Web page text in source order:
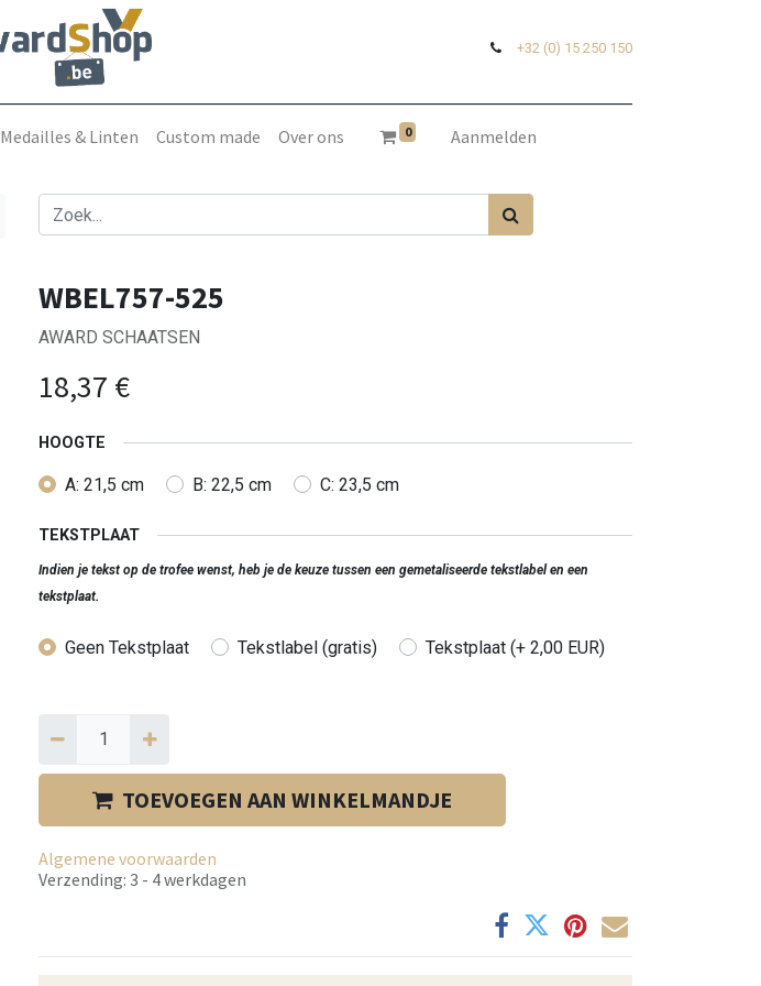
+32 (0) 15 250 150
Medailles & Linten Custom made Over ons 0 Aanmelden
WBEL757-525
AWARD SCHAATSEN
18,37 €
HOOGTE
A: 21,5 cm B: 22,5 cm C: 23,5 cm
TEKSTPLAAT
Indien je tekst op de trofee wenst, heb je de keuze tussen een gemetaliseerde tekstlabel en een
tekstplaat.
Geen Tekstplaat Tekstlabel (gratis) Tekstplaat (+ 2,00 EUR)
TOEVOEGEN AAN WINKELMANDJE
Algemene voorwaarden
Verzending: 3 - 4 werkdagen